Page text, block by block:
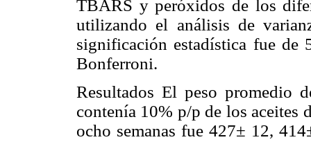
TBARS y peróxidos de los
utilizando el análisis de
significación estadística fue de
Bonferroni.
Resultados El peso promedio
contenía 10% p/p de los aceites
ocho semanas fue 427± 12,